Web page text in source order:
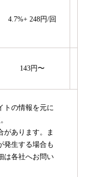
4.7%+248円/回
143円〜
トの情報を元に
があります。ま
発生する場合も
は各社へお問い